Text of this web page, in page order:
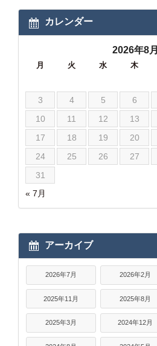
カレンダー
2026年8月
月 火 水 木
« 7月
3
4 5 6
10
11 12 13
17
18 19 20
24
25 26 27
31
アーカイブ
2026年7月 2026年2月
2025年11月 2025年8月
2025年3月 2024年12月